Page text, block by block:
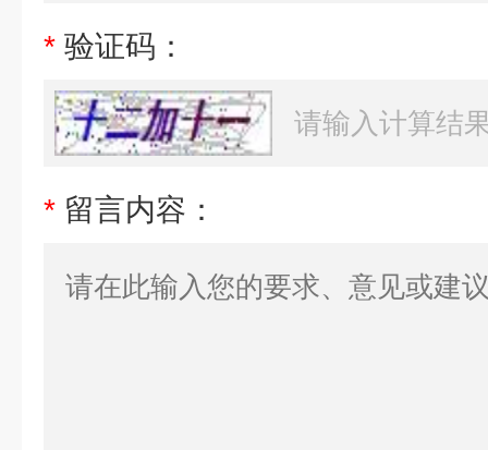
* 验证码：
* 留言内容：